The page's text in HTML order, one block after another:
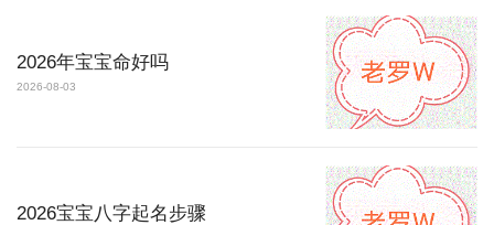
2026年宝宝命好吗
2026-08-03
2026宝宝八字起名步骤